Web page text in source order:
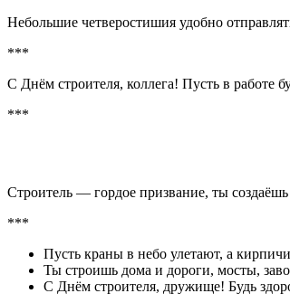
Небольшие четверостишия удобно
***
С Днём строителя, коллега! Пусть в работе
***
Строитель — гордое призвание, ты
***
Пусть краны в небо улетают, а
Ты строишь дома и дороги, мосты,
С Днём строителя, дружище! Будь